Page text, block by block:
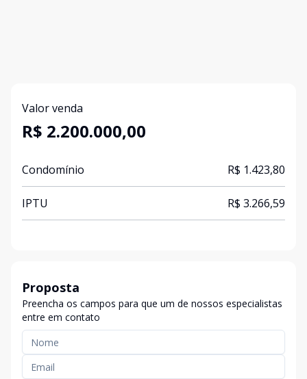
Valor venda
R$ 2.200.000,00
Condomínio R$ 1.423,80
IPTU R$ 3.266,59
Proposta
Preencha os campos para que um de nossos especialistas
entre em contato